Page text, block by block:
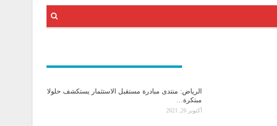
الرياض: منتدى مبادرة مستقبل الاستثمار يستكشف حلولا
مبتكرة…
أكتوبر 26, 2021